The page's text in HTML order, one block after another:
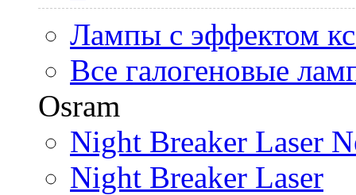
Лампы с эффектом
Все галогеновые
Osram
Night Breaker Laser
Night Breaker Laser